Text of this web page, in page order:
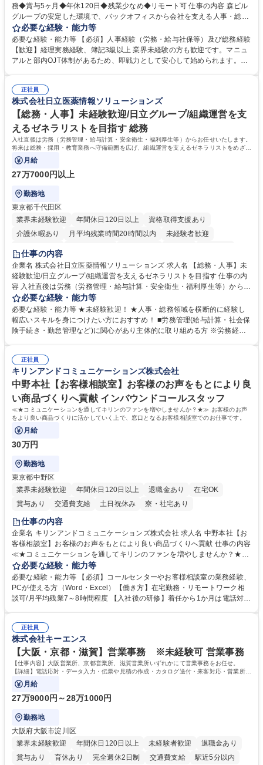
務◆賞与5ヶ月◆年休120日◆残業少なめ◆リモート可 仕事の内容 森ビル
グループの安定した環境で、バックオフィスから会社を支える人事・総務
をお任せします。 労務と総務の業務をバランスよく担当し、ゆくゆくは制
度改定などのコア業務にも挑戦できる、やりがいある環境です。 ■勤怠管
理、給与計算、社会保険手続き、年末調整等の労務管理全般 ■入退社手続
き、社内規定の改定や人事制度改定などのコア業務 ■社内イベントの企画
でも質問・相談できる環境が整っているため、安心して成長できます。 募
集職種 【森ビルG】人事・総務◆賞与5ヶ月◆年休120日◆残業少なめ◆
リモート可
必要な経験・能力等
必要な経験・能力等 【必須】人事経験（労務・給与社保等）及び総務経験
【歓迎】経理実務経験、簿記3級以上 業界未経験の方も歓迎です。マニュ
アルと部内OJT体制があるため、即戦力として安心して始められます。
務に挑戦できるため、自身の成長と組織への貢献度をダイレクトに実感で
きます。 残業少なめ、週1日リモート可など、ワークライフバランスを保
ち長期活躍できる環境です。 「これまでの幅広い経験を活かし、長期的な
キャリアを築きたい」という前向きな意欲と挑戦を全力で応援します。 学
歴・資格 学歴：大学院 大学 高専 短大 専修学校 高校 語学力： 資格：日商
簿記検定1級 日商簿記検定2級 日商簿記検定3級
正社員
株式会社日立医薬情報ソリューションズ
【総務・人事】未経験歓迎/日立グループ/組織運営を支
えるゼネラリストを目指す 総務
入社直後は労務（労務管理・給与計算・安全衛生・福利厚生等）からお任せいたします。
将来は総務・採用・教育業務へ守備範囲を広げ、組織運営を支えるゼネラリストをめざせ
ます。
月給
27万7000円以上
勤務地
東京都千代田区
業界未経験歓迎
年間休日120日以上
資格取得支援あり
介護休暇あり
月平均残業時間20時間以内
未経験者歓迎
住宅手当あり
育休あり
完全週休2日制 交通費支給 土日祝休み 寮・社宅あり
仕事の内容
企業名 株式会社日立医薬情報ソリューションズ 求人名 【総務・人事】未
経験歓迎/日立グループ/組織運営を支えるゼネラリストを目指す 仕事の内
容 入社直後は労務（労務管理・給与計算・安全衛生・福利厚生等）からお
任せいたします。将来は総務・採用・教育業務へ守備範囲を広げ、組織運
営を支えるゼネラリストをめざせます。 ・初期業務：労働時間管理、給与
計算、社会保険対応、福利厚生管理、安全衛生、健康経営推進等をお任せ
します。ご経験に応じて、休職者管理など、幅広く経験を積んでいただき
幅広く経験を積みたい意欲がある方に最適な環境です。 募集職種 【総
務・人事】未経験歓迎/日立グループ/組織運営を支えるゼネラリストを目
指す
必要な経験・能力等
必要な経験・能力等 ★未経験歓迎！ ★人事・総務領域を横断的に経験し
幅広いスキルを身につけたい方におすすめ！ ■労務管理(給与計算・社会保
険手続き・勤怠管理など)に関心があり主体的に取り組める方 ※労務経験
のご経験 ■労務管理（給与計算・社会保険手続き・勤怠管理など）の経験
■衛生管理者の資格をお持ちの方 学歴・資格 学歴：大学院 大学 高専 短大
専修学校 高校 語学力： 資格：
正社員
キリンアンドコミュニケーションズ株式会社
中野本社【お客様相談室】お客様のお声をもとにより良
い商品づくりへ貢献 インバウンドコールスタッフ
≪★コミュニケーションを通してキリンのファンを増やしませんか？★≫ お客様のお声
をより良い商品づくりに活かしていく上で、窓口となるお客様相談室でのお仕事です。
月給
30万円
勤務地
東京都中野区
業界未経験歓迎
年間休日120日以上 退職金あり
在宅OK
賞与あり
交通費支給 土日祝休み 寮・社宅あり
仕事の内容
企業名 キリンアンドコミュニケーションズ株式会社 求人名 中野本社【お
客様相談室】お客様のお声をもとにより良い商品づくりへ貢献 仕事の内容
≪★コミュニケーションを通してキリンのファンを増やしませんか？★≫
お客様のお声をより良い商品づくりに活かしていく上で、窓口となるお客
様相談室でのお仕事です。 日々お客様からいただくキリングループへのご
意見を、企業活動に活かしています。お客様からの声に迅速かつ誠意をも
って対応、情報提供するとともにグループ内活動に反映しています。 【具
平均100件前後■メール・手紙：同上40件前後 募集職種 中野本社【お客様
相談室】お客様のお声をもとにより良い商品づくりへ貢献
必要な経験・能力等
必要な経験・能力等 【必須】コールセンターやお客様相談室の業務経験、
PCが使える方（Word・Excel）【働き方】在宅勤務・リモートワーク相
談可/月平均残業7～8時間程度 【入社後の研修】着任から1か月は電話対応
すのでご安心ください。 【当社について】キリングループの広報機能を担
う会社として、お客様との出会いを大切にし、磨き上げたホスピタリティ
を込めてコミュニケーションをとりながら広報関連業務を行っておりま
す。 学歴・資格 学歴：大学院 大学 高専 短大 専修学校 高校 語学力： 資
格：
正社員
株式会社キーエンス
【大阪・京都・滋賀】営業事務 ※未経験可 営業事務
【仕事内容】大阪営業所、京都営業所、滋賀営業所いずれかにて営業事務をお任せ。
【詳細】電話応対・データ入力・伝票や見積の作成・カタログ送付・来客対応・営業所内
で発生する事務業務や業務改善をお任せ。
月給
27万9000円～28万1000円
勤務地
大阪府大阪市淀川区
業界未経験歓迎
年間休日120日以上 未経験者歓迎
退職金あり
賞与あり
育休あり 完全週休2日制 交通費支給 駅近5分以内